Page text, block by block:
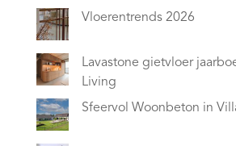
Vloerentrends 2026
Lavastone gietvloer
Living
Sfeervol Woonbeton in